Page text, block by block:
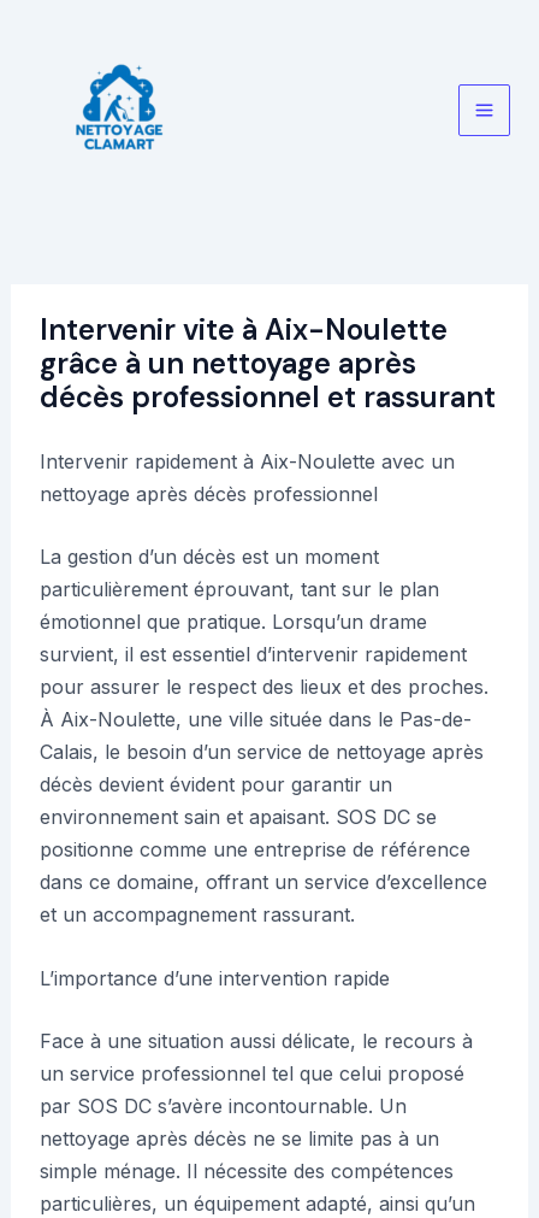
Main
Intervenir vite à Aix-Noulette
grâce à un nettoyage après
décès professionnel et rassurant
Intervenir rapidement à Aix-Noulette avec un
nettoyage après décès professionnel
La gestion d’un décès est un moment
particulièrement éprouvant, tant sur le plan
émotionnel que pratique. Lorsqu’un drame
survient, il est essentiel d’intervenir rapidement
pour assurer le respect des lieux et des proches.
À Aix-Noulette, une ville située dans le Pas-de-
Calais, le besoin d’un service de nettoyage après
décès devient évident pour garantir un
environnement sain et apaisant. SOS DC se
positionne comme une entreprise de référence
dans ce domaine, offrant un service d’excellence
et un accompagnement rassurant.
L’importance d’une intervention rapide
Face à une situation aussi délicate, le recours à
un service professionnel tel que celui proposé
par SOS DC s’avère incontournable. Un
nettoyage après décès ne se limite pas à un
simple ménage. Il nécessite des compétences
particulières, un équipement adapté, ainsi qu’un